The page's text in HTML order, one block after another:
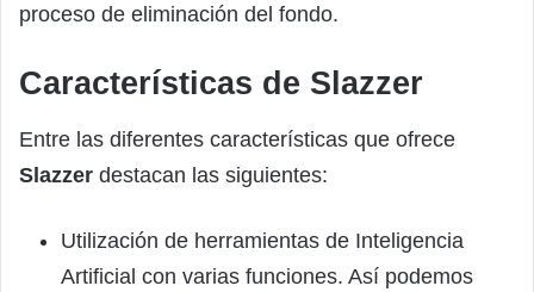
proceso de eliminación del fondo.
Características de Slazzer
Entre las diferentes características que ofrece
Slazzer destacan las siguientes:
Utilización de herramientas de Inteligencia
Artificial con varias funciones. Así podemos